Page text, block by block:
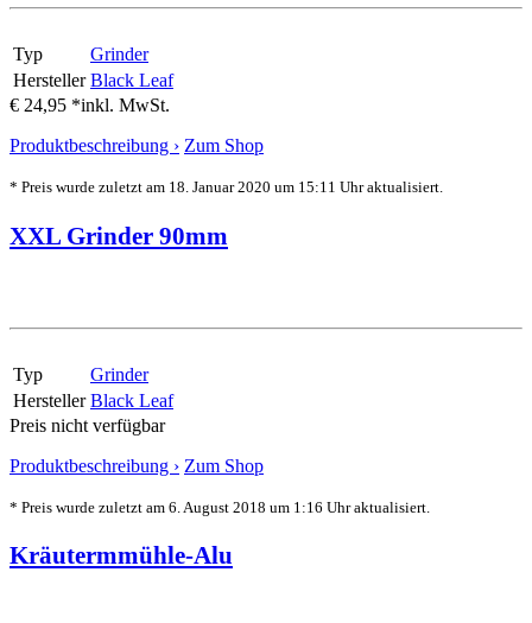
Typ
Grinder
Hersteller Black Leaf
€ 24,95 *inkl. MwSt.
Produktbeschreibung › Zum Shop
* Preis wurde zuletzt am 18. Januar 2020 um 15:11 Uhr aktualisiert.
XXL Grinder 90mm
Typ
Grinder
Hersteller Black Leaf
Preis nicht verfügbar
Produktbeschreibung › Zum Shop
* Preis wurde zuletzt am 6. August 2018 um 1:16 Uhr aktualisiert.
Kräutermmühle-Alu